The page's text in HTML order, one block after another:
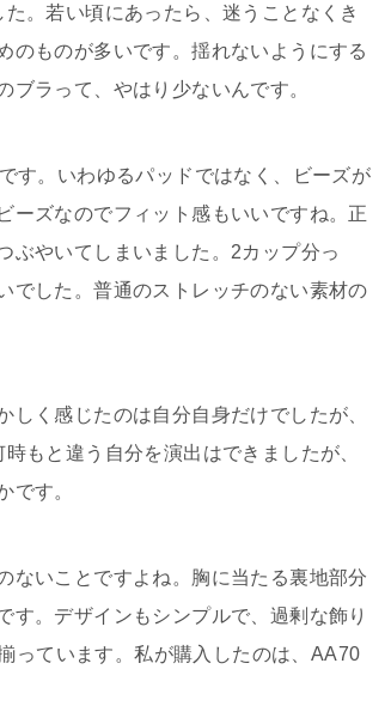
。若い頃にあったら、迷うことなくき
のものが多いです。揺れないようにする
ラって、やはり少ないんです。
す。いわゆるパッドではなく、ビーズが
ーズなのでフィット感もいいですね。正
ぶやいてしまいました。2カップ分っ
でした。普通のストレッチのない素材の
く感じたのは自分自身だけでしたが、
もと違う自分を演出はできましたが、
です。
ないことですよね。胸に当たる裏地部分
す。デザインもシンプルで、過剰な飾り
っています。私が購入したのは、AA70